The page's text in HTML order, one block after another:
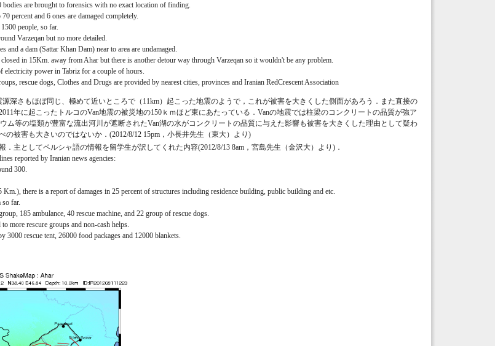
are brought to forensics with no exact location of finding.
percent and 6 ones are damaged completely.
people, so far.
Varzeqan but no more detailed.
and a dam (Sattar Khan Dam) near to area are undamaged.
in 15Km. away from Ahar but there is another detour way through Varzeqan so it wouldn't be any problem.
electricity power in Tabriz for a couple of hours.
rescue dogs, Clothes and Drugs are provided by nearest cities, provinces and Iranian RedCrescent Association
深さもほぼ同じ、極めて近いところで（11km）起こった地震のようで，これが被害を大きくした側面があろう．また直接の
年に起こったトルコのVan地震の被災地の150ｋｍほど東にあたっている．Vanの地震では柱梁のコンクリートの品質が強ア
ム等の塩類が豊富な流出河川が遮断されたVan湖の水がコンクリートの品質に与えた影響も被害を大きくした理由として疑わ
の被害も大きいのではないか．(2012/8/12 15pm，小長井先生（東大）より)
．主としてペルシャ語の情報を留学生が訳してくれた内容(2012/8/13 8am，宮島先生（金沢大）より)．
reported by Iranian news agencies:
300.
Km.), there is a report of damages in 25 percent of structures including residence building, public building and etc.
far.
185 ambulance, 40 rescue machine, and 22 group of rescue dogs.
more rescure groups and non-cash helps.
3000 rescue tent, 26000 food packages and 12000 blankets.